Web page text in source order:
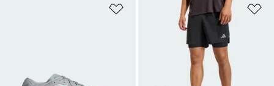
Añadir a la lista de deseos